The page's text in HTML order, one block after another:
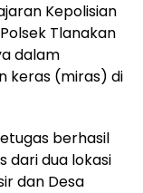
Kepolisian
Tlanakan
dalam
keras (miras) di
berhasil
dari dua lokasi
dan Desa